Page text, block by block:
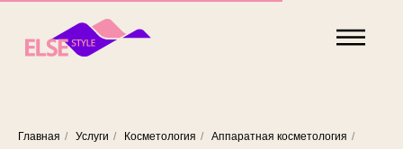
Главная / Услуги / Косметология / Аппаратная косметология /